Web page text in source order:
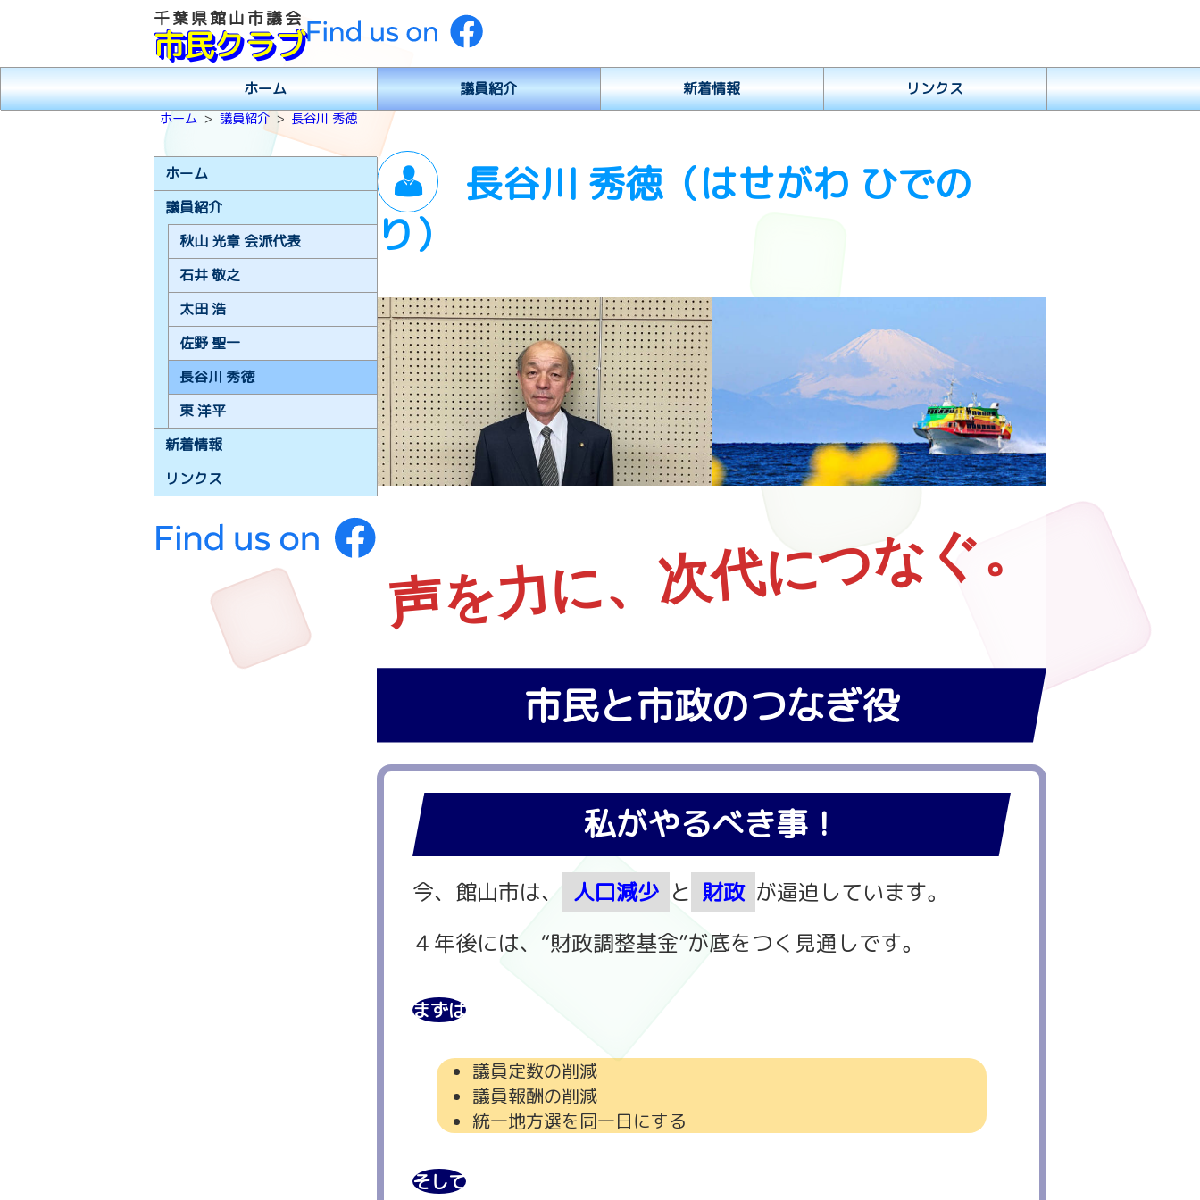
千葉県館山市議会
市民クラブ
ホーム 議員紹介 新着情報 リンクス
ホーム 議員紹介 長谷川 秀徳
長谷川 秀徳（はせがわ ひでの
り）
声を力に、次代につなぐ。
市民と市政のつなぎ役
私がやるべき事！
今、館山市は、 人口減少 と 財政 が逼迫しています。
４年後には、“財政調整基金”が底をつく見通しです。
まずは
議員定数の削減
議員報酬の削減
統一地方選を同一日にする
そして
ホーム
議員紹介
秋山 光章 会派代表
石井 敬之
太田 浩
佐野 聖一
長谷川 秀徳
東 洋平
新着情報
リンクス